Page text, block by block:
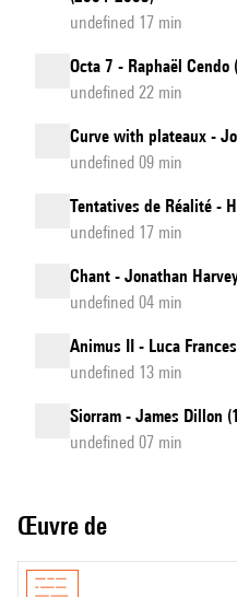
undefined 17 min
Octa 7 - Raphaël
undefined 22 min
Curve with plateaux -
undefined 09 min
Tentatives de Réalité -
undefined 17 min
Chant - Jonathan
undefined 04 min
Animus II - Luca
undefined 13 min
Siorram - James Dillon
undefined 07 min
Œuvre de